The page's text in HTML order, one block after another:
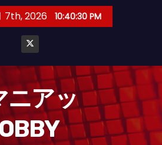
7th, 2026 10:40:32 PM
ニアッ